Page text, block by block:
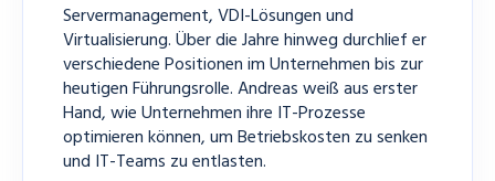
Servermanagement, VDI-Lösungen und
Virtualisierung. Über die Jahre hinweg durchlief er
verschiedene Positionen im Unternehmen bis zur
heutigen Führungsrolle. Andreas weiß aus erster
Hand, wie Unternehmen ihre IT-Prozesse
optimieren können, um Betriebskosten zu senken
und IT-Teams zu entlasten.